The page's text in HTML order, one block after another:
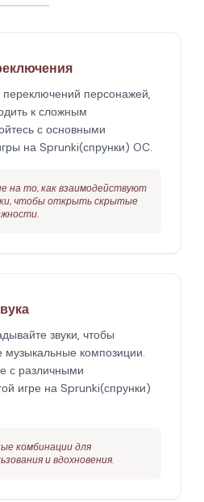
переключений персонажей,
к сложным
с основными
на Sprunki(спрунки) OC.
на то, как взаимодействуют
чтобы открыть скрытые
звуки, чтобы
музыкальные композиции.
с различными
игре на Sprunki(спрунки)
комбинации для
и вдохновения.